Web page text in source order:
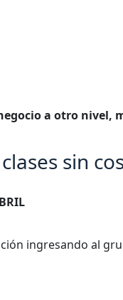
a otro
sin
ingresando al